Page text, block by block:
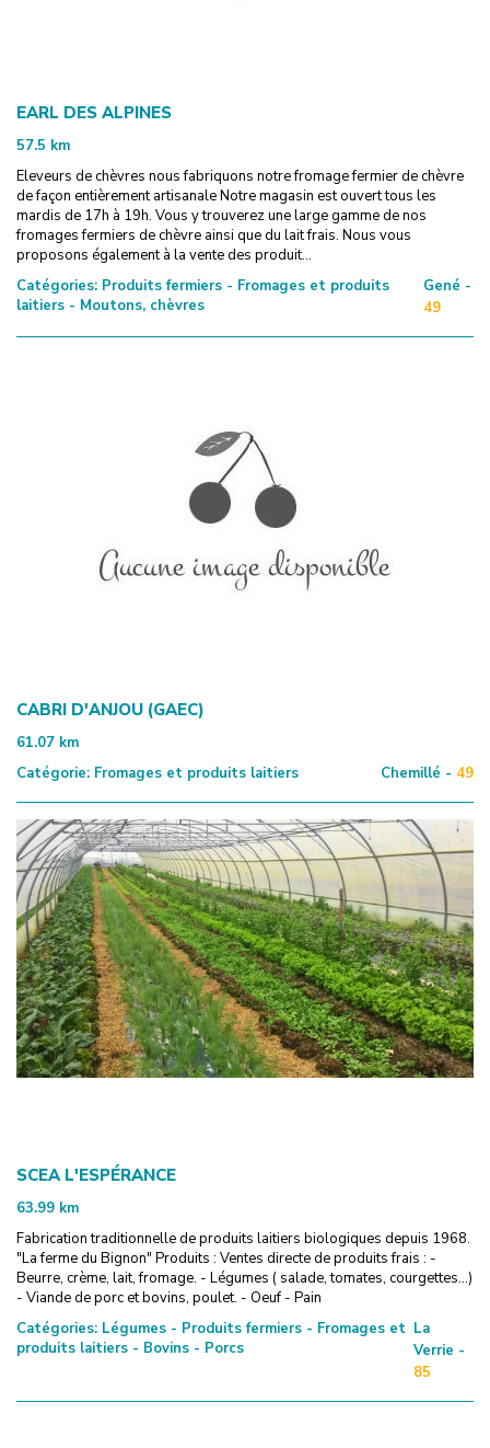
EARL DES ALPINES
57.5 km
Eleveurs de chèvres nous fabriquons notre fromage fermier de chèvre
de façon entièrement artisanale Notre magasin est ouvert tous les
mardis de 17h à 19h. Vous y trouverez une large gamme de nos
fromages fermiers de chèvre ainsi que du lait frais. Nous vous
proposons également à la vente des produit...
Catégories: Produits fermiers - Fromages et produits
laitiers - Moutons, chèvres
Gené -
49
CABRI D'ANJOU (GAEC)
61.07 km
Catégorie: Fromages et produits laitiers Chemillé - 49
SCEA L'ESPÉRANCE
63.99 km
Fabrication traditionnelle de produits laitiers biologiques depuis 1968.
"La ferme du Bignon" Produits : Ventes directe de produits frais : -
Beurre, crème, lait, fromage. - Légumes ( salade, tomates, courgettes...)
- Viande de porc et bovins, poulet. - Oeuf - Pain
Catégories: Légumes - Produits fermiers - Fromages et
produits laitiers - Bovins - Porcs
La
Verrie -
85